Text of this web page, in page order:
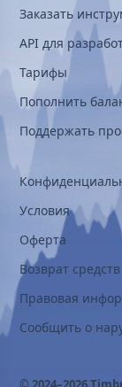
Заказать
API для
Тарифы
Пополнить
Поддержать
Условия
Оферта
Возврат средств
Правовая
Сообщить о